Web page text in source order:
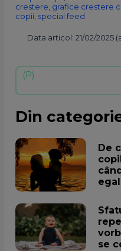
crestere grafice crestere
copii special feed
Data articol: 21/02/2025
Din
De
se